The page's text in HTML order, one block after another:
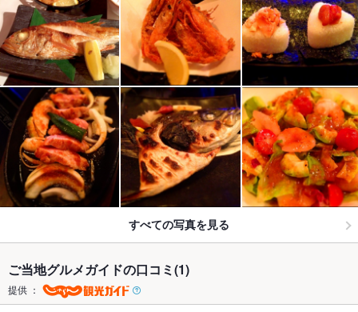
すべての写真を見る
ご当地グルメガイドの口コミ(1)
提供 ：